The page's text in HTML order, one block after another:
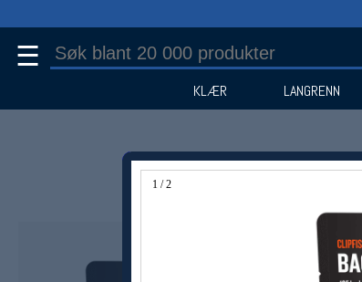
1 / 2
☰
KLÆR LANGRENN